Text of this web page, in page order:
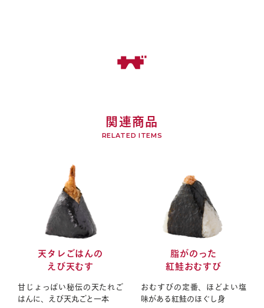
オンラインショップへ 店舗一覧へ
関連商品
RELATED ITEMS
天タレごはんの
えび天むす
甘じょっぱい秘伝の天たれご
はんに、えび天丸ごと一本
脂がのった
紅鮭おむすび
おむすびの定番、ほどよい塩
味がある紅鮭のほぐし身